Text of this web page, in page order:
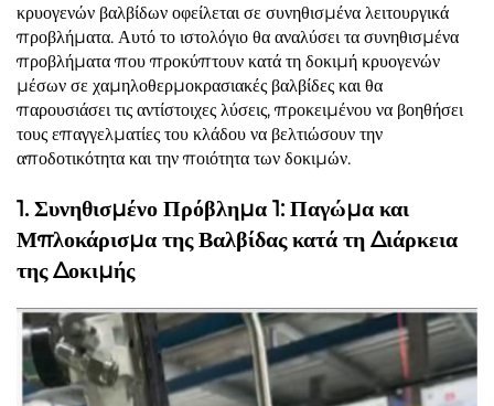
κρυογενών βαλβίδων οφείλεται σε συνηθισμένα λειτουργικά
προβλήματα. Αυτό το ιστολόγιο θα αναλύσει τα συνηθισμένα
προβλήματα που προκύπτουν κατά τη δοκιμή κρυογενών
μέσων σε χαμηλοθερμοκρασιακές βαλβίδες και θα
παρουσιάσει τις αντίστοιχες λύσεις, προκειμένου να βοηθήσει
τους επαγγελματίες του κλάδου να βελτιώσουν την
αποδοτικότητα και την ποιότητα των δοκιμών.
1. Συνηθισμένο Πρόβλημα 1: Παγώμα και
Μπλοκάρισμα της Βαλβίδας κατά τη Διάρκεια
της Δοκιμής